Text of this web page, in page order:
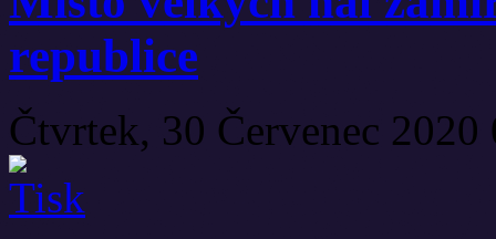
republice
Čtvrtek, 30 Červenec